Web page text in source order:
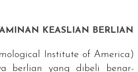
KEASLIAN BERLIAN
Institute of America)
berlian yang dibeli benar-